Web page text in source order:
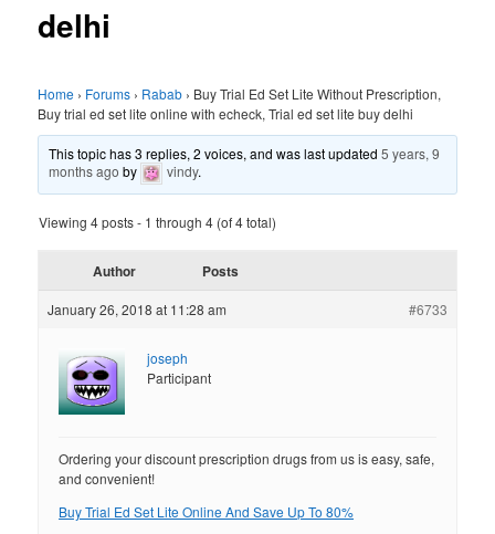
delhi
Home › Forums › Rabab › Buy Trial Ed Set Lite Without Prescription,
Buy trial ed set lite online with echeck, Trial ed set lite buy delhi
This topic has 3 replies, 2 voices, and was last updated5 years, 9
months ago by vindy.
Viewing 4 posts - 1 through 4 (of 4 total)
Author Posts
January 26, 2018 at 11:28 am #6733
joseph
Participant
Ordering your discount prescription drugs from us is easy, safe,
and convenient!
Buy Trial Ed Set Lite Online And Save Up To 80%